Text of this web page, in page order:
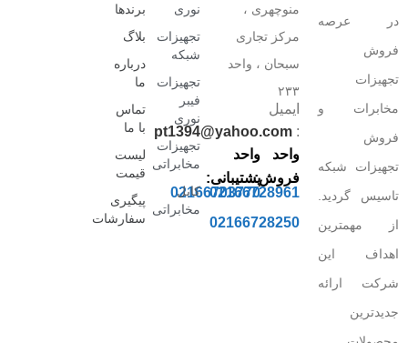
در عرصه
فروش
تجهیزات
مخابرات و
فروش
تجهیزات شبکه
تاسیس گردید.
از مهمترین
اهداف این
شرکت ارائه
جدیدترین
منوچهری ،
مرکز تجاری
سبحان ، واحد
۲۳۳
ایمیل
:
pt1394@yahoo.com
واحد
فروش:
02166728961
02166728250
واحد
پشتیبانی:
02166703770
نوری
تجهیزات
شبکه
تجهیزات
فیبر
نوری
تجهیزات
مخابراتی
کابل
مخابراتی
برندها
بلاگ
درباره
ما
تماس
با ما
لیست
قیمت
پیگیری
سفارشات